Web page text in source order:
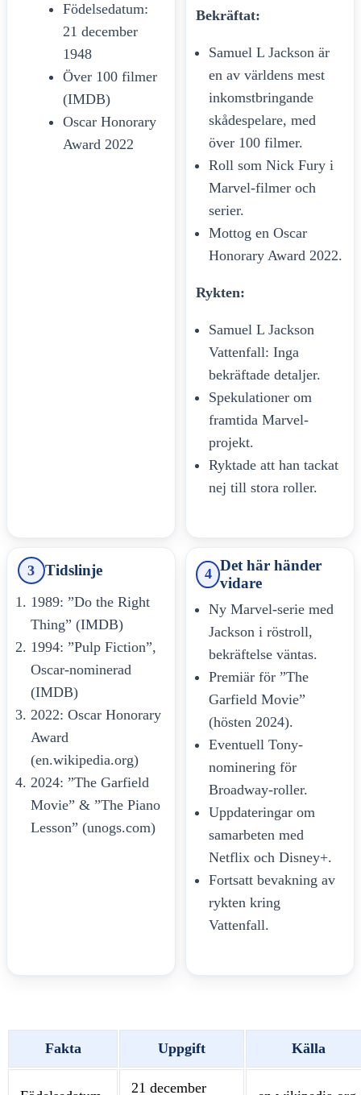
Födelsedatum:
21 december
1948
Över 100 filmer
(IMDB)
Oscar Honorary
Award 2022
Bekräftat:
Samuel L Jackson är
en av världens mest
inkomstbringande
skådespelare, med
över 100 filmer.
Roll som Nick Fury i
Marvel-filmer och
serier.
Mottog en Oscar
Honorary Award 2022.
Rykten:
Samuel L Jackson
Vattenfall: Inga
bekräftade detaljer.
Spekulationer om
framtida Marvel-
projekt.
Ryktade att han tackat
nej till stora roller.
3 Tidslinje
1989: ”Do the Right
Thing” (IMDB)
1994: ”Pulp Fiction”,
Oscar-nominerad
(IMDB)
2022: Oscar Honorary
Award
(en.wikipedia.org)
2024: ”The Garfield
Movie” & ”The Piano
Lesson” (unogs.com)
4
Det här händer
vidare
Ny Marvel-serie med
Jackson i röstroll,
bekräftelse väntas.
Premiär för ”The
Garfield Movie”
(hösten 2024).
Eventuell Tony-
nominering för
Broadway-roller.
Uppdateringar om
samarbeten med
Netflix och Disney+.
Fortsatt bevakning av
rykten kring
Vattenfall.
Fakta Uppgift Källa
21 december